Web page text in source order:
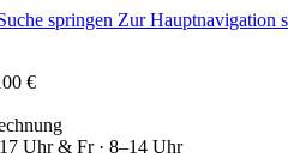
springen Zur Hauptnavigation
€
Uhr & Fr · 8–14 Uhr